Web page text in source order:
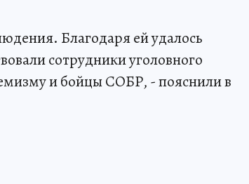
Благодаря ей удалось
сотрудники уголовного
и бойцы СОБР, - пояснили в